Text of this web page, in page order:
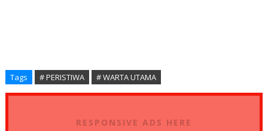
Tags # PERISTIWA # WARTA UTAMA
RESPONSIVE ADS HERE